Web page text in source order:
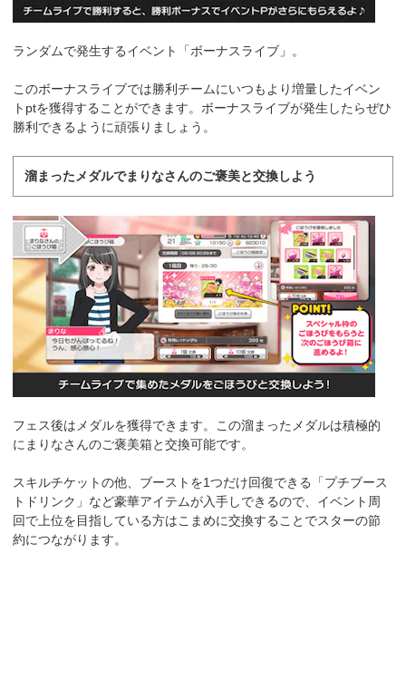
ランダムで発生するイベント「ボーナスライブ」。
このボーナスライブでは勝利チームにいつもより増量したイベン
トptを獲得することができます。ボーナスライブが発生したらぜひ
勝利できるように頑張りましょう。
溜まったメダルでまりなさんのご褒美と交換しよう
フェス後はメダルを獲得できます。この溜まったメダルは積極的
にまりなさんのご褒美箱と交換可能です。
スキルチケットの他、ブーストを1つだけ回復できる「プチブース
トドリンク」など豪華アイテムが入手しできるので、イベント周
回で上位を目指している方はこまめに交換することでスターの節
約につながります。